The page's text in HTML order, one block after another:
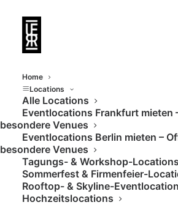
Home
Locations
Alle Locations
Eventlocations Frankfurt mieten
besondere Venues
Eventlocations Berlin mieten –
besondere Venues
Tagungs- & Workshop-Locations
Sommerfest & Firmenfeier-
Rooftop- & Skyline-
Hochzeitslocations
Loftiges
mit Shooting-